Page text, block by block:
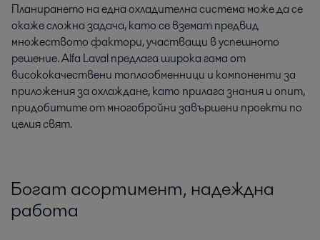
Планирането на една охладителна система може да се
окаже сложна задача, като се вземат предвид
множеството фактори, участващи в успешното
решение. Alfa Laval предлага широка гама от
висококачествени топлообменници и компоненти за
приложения за охлаждане, като прилага знания и опит,
придобитите от многобройни завършени проекти по
целия свят.
Богат асортимент, надеждна
работа